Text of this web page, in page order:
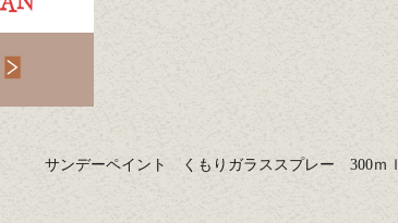
サンデーペイント くもりガラススプレー 300ｍｌ